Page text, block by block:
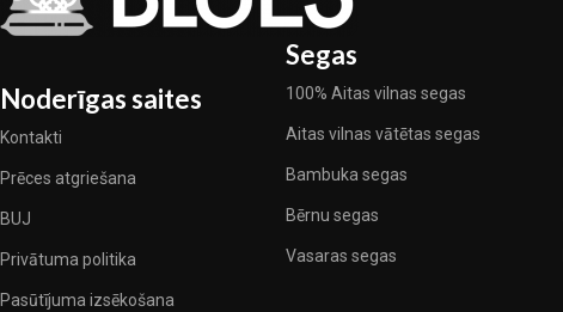
Noderīgas saites
Kontakti
Prēces atgriešana
BUJ
Privātuma politika
Pasūtījuma izsēkošana
Segas
100% Aitas vilnas segas
Aitas vilnas vātētas segas
Bambuka segas
Bērnu segas
Vasaras segas